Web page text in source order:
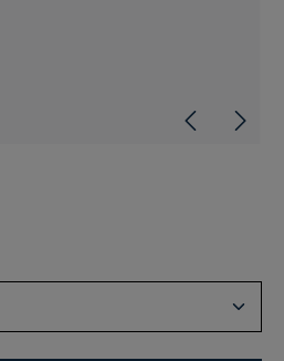
gewünschten Wert ein